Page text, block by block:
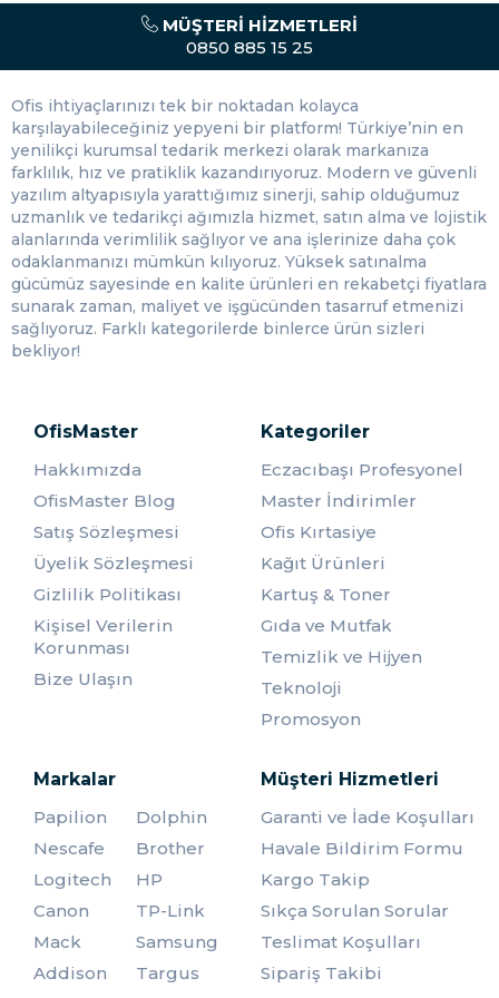
Cihazınızı istediğiniz yere sorunsuz bir şekilde taşımanızı
sağlayan Mack sırt çantaları, elde taşınabilir ve sırt çantası
şeklinde üretilmektedir. Farklı boyutlarda ve desenlerde
karşı dayanıklı bir şekilde üretilmiştir. İç kısmı notebook
ve diğer cihazları koruyacak yumuşak bir alana sahiptir.
Aynı zamanda içerisinde ve dışında bölmeleri de
bulunmaktadır. Bu bölmelerde notebook aksesuarları ve
diğer eşyalar güvenli bir şekilde taşınabilmektedir.
Notebook Çanta Modelleri
Laptop çanta
seçenekleri incelendiğinde geniş bir ürün
yelpazesine sahip olduğu görülmektedir. Hemen her
zevke hitap edebilen tasarımlarla hazırlanan
notebook
çanta modelleri
işlevsel özelliklerle donatılmaktadır.
Klasik, modern ve spor tasarımlardan oluşan bu çantalar
eşyaların yerleştirilmesi için ayrı bir kısım yer
yerleştirileceği ayrı bir bölme daha bulunabilmektedir.
Askılı, elde taşınabilen ve sırt çantası şeklinde hazırlanan
notebook çantaları kaliteli malzemelerden
üretilmektedir. Laptop ağırlığını taşıyacak özelliklerde
Laptopların büyüklüğüne göre üretilen bu ürünlerde
dayanıklılık önemlidir.
Sırt çantası şeklinde hazırlanan notebook çantaları yükün
iki kola da eşit şekilde dağılmasını sağladığından dolayı
kullanım sunmasından dolayı tercih edilmektedir. Elde
tasarımlarından dolayı kullanılabilmektedir.
Notebook Çantası Neden
Gereklidir?
Notebook ürünler sürekli taşınması gereken cihazlardır.
Bu cihazların taşınması esnasında dışarıdan hasar almaları
da korunmaları gerekmektedir. Laptoplar hassas
parçalardan oluştuğundan dolayı tozlanma gibi basit
MÜŞTERI HIZMETLERI
0850 885 15 25
Ofis ihtiyaçlarınızı tek bir noktadan kolayca
karşılayabileceğiniz yepyeni bir platform! Türkiye’nin en
yenilikçi kurumsal tedarik merkezi olarak markanıza
farklılık, hız ve pratiklik kazandırıyoruz. Modern ve güvenli
yazılım altyapısıyla yarattığımız sinerji, sahip olduğumuz
uzmanlık ve tedarikçi ağımızla hizmet, satın alma ve lojistik
alanlarında verimlilik sağlıyor ve ana işlerinize daha çok
odaklanmanızı mümkün kılıyoruz. Yüksek satınalma
gücümüz sayesinde en kalite ürünleri en rekabetçi fiyatlara
sunarak zaman, maliyet ve işgücünden tasarruf etmenizi
sağlıyoruz. Farklı kategorilerde binlerce ürün sizleri
bekliyor!
OfisMaster
Hakkımızda
OfisMaster Blog
Satış Sözleşmesi
Üyelik Sözleşmesi
Gizlilik Politikası
Kişisel Verilerin
Korunması
Bize Ulaşın
Kategoriler
Eczacıbaşı Profesyonel
Master İndirimler
Ofis Kırtasiye
Kağıt Ürünleri
Kartuş & Toner
Gıda ve Mutfak
Temizlik ve Hijyen
Teknoloji
Promosyon
Markalar
Papilion
Dolphin
Nescafe
Brother
Logitech
HP
Canon
TP-Link
Mack
Samsung
Addison
Targus
Müşteri Hizmetleri
Garanti ve İade Koşulları
Havale Bildirim Formu
Kargo Takip
Sıkça Sorulan Sorular
Teslimat Koşulları
Sipariş Takibi